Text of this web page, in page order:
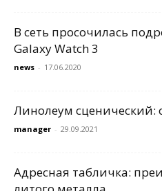
В сеть просочилась
Galaxy Watch 3
news - 17.06.2020
Линолеум сценический:
manager - 29.09.2021
Адресная табличка: